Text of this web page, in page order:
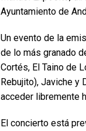
Ayuntamiento de
Un evento de la
de lo más granado
Cortés, El Taino de
Rebujito), Javiche y
acceder libremente
El concierto está